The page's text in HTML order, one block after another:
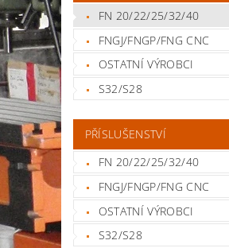
FN 20/22/25/32/40
FNGJ/FNGP/FNG CNC
OSTATNÍ VÝROBCI
S32/S28
PŘÍSLUŠENSTVÍ
FN 20/22/25/32/40
FNGJ/FNGP/FNG CNC
OSTATNÍ VÝROBCI
S32/S28